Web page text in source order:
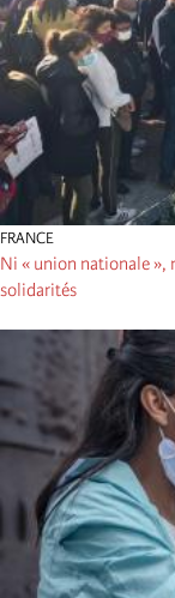
FRANCE
Ni « union nationale »,
solidarités